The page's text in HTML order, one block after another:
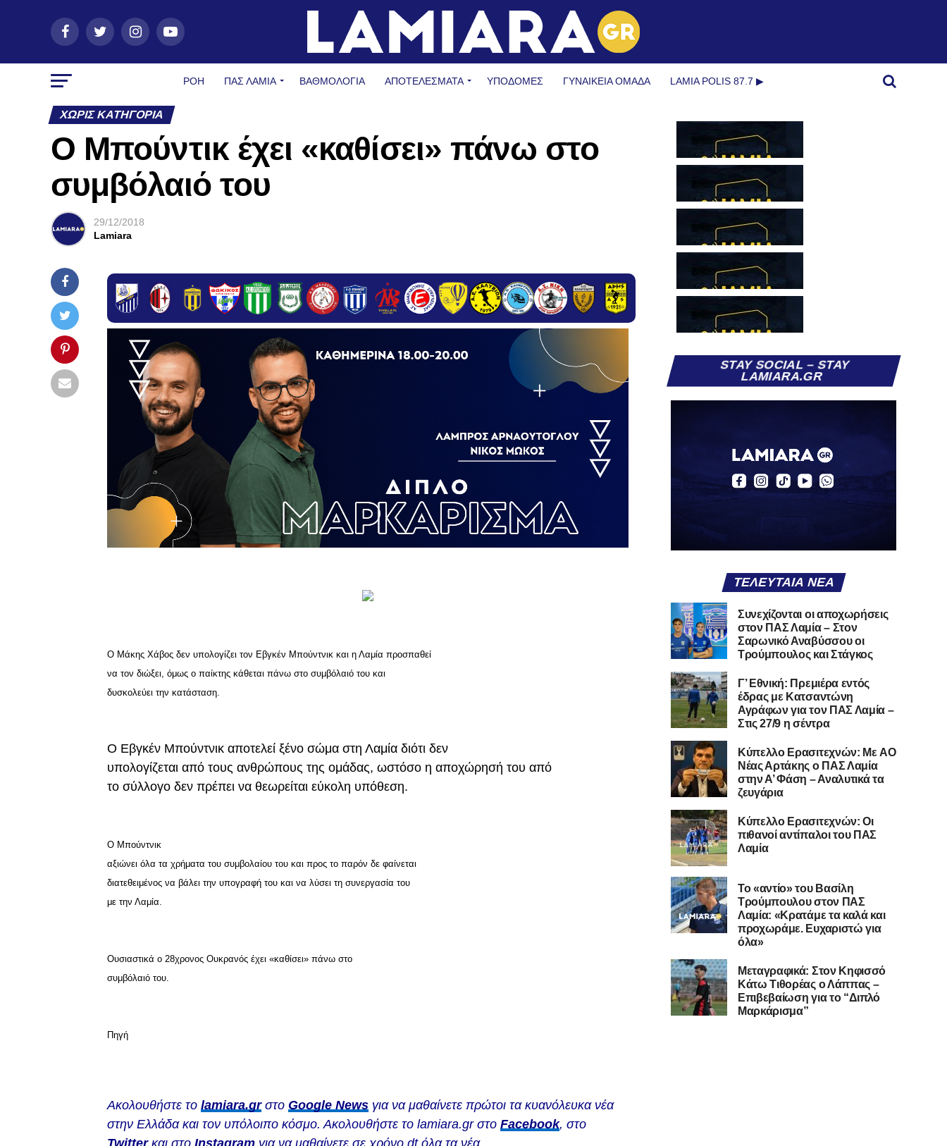
ΡΟΗ ΠΑΣ ΛΑΜΊΑ ΒΑΘΜΟΛΟΓΙΑ ΑΠΟΤΕΛΕΣΜΑΤΑ ΥΠΟΔΟΜΈΣ ΓΥΝΑΙΚΕΊΑ ΟΜΆΔΑ LAMIA POLIS 87.7 ▶︎
ΧΩΡΊΣ ΚΑΤΗΓΟΡΊΑ
Ο Μπούντικ έχει «καθίσει» πάνω στο
συμβόλαιό του
29/12/2018
Lamiara
Ο Μάκης Χάβος δεν υπολογίζει τον Εβγκέν Μπούντνικ και η Λαμία προσπαθεί
να τον διώξει, όμως ο παίκτης κάθεται πάνω στο συμβόλαιό του και
δυσκολεύει την κατάσταση.
Ο Εβγκέν Μπούντνικ αποτελεί ξένο σώμα στη Λαμία διότι δεν
υπολογίζεται από τους ανθρώπους της ομάδας, ωστόσο η αποχώρησή του από
το σύλλογο δεν πρέπει να θεωρείται εύκολη υπόθεση.
Ο Μπούντνικ
αξιώνει όλα τα χρήματα του συμβολαίου του και προς το παρόν δε φαίνεται
διατεθειμένος να βάλει την υπογραφή του και να λύσει τη συνεργασία του
με την Λαμία.
Ουσιαστικά ο 28χρονος Ουκρανός έχει «καθίσει» πάνω στο
συμβόλαιό του.
Πηγή
Ακολουθήστε το lamiara.grστο Google News για να μαθαίνετε πρώτοι τα κυανόλευκα νέα
στην Ελλάδα και τον υπόλοιπο κόσμο. Ακολουθήστε το lamiara.gr στο Facebook, στο
STAY SOCIAL – STAY
LAMIARA.GR
ΤΕΛΕΥΤΑΊΑ ΝΈΑ
Συνεχίζονται οι αποχωρήσεις
στον ΠΑΣ Λαμία – Στον
Σαρωνικό Αναβύσσου οι
Τρούμπουλος και Στάγκος
Γ’ Εθνική: Πρεμιέρα εντός
έδρας με Κατσαντώνη
Αγράφων για τον ΠΑΣ Λαμία –
Στις 27/9 η σέντρα
Kύπελλο Ερασιτεχνών: Με AO
Nέας Αρτάκης ο ΠΑΣ Λαμία
στην Α’ Φάση – Αναλυτικά τα
ζευγάρια
Κύπελλο Ερασιτεχνών: Οι
πιθανοί αντίπαλοι του ΠΑΣ
Λαμία
Το «αντίο» του Βασίλη
Τρούμπουλου στον ΠΑΣ
Λαμία: «Κρατάμε τα καλά και
προχωράμε. Ευχαριστώ για
όλα»
Μεταγραφικά: Στον Κηφισσό
Κάτω Τιθορέας ο Λάππας –
Επιβεβαίωση για το “Διπλό
Μαρκάρισμα”